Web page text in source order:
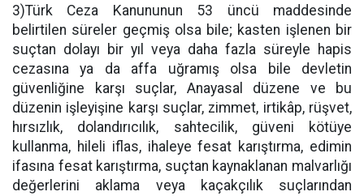
3)Türk Ceza Kanununun 53 üncü maddesinde
belirtilen süreler geçmiş olsa bile; kasten işlenen bir
suçtan dolayı bir yıl veya daha fazla süreyle hapis
cezasına ya da affa uğramış olsa bile devletin
güvenliğine karşı suçlar, Anayasal düzene ve bu
düzenin işleyişine karşı suçlar, zimmet, irtikâp, rüşvet,
hırsızlık, dolandırıcılık, sahtecilik, güveni kötüye
kullanma, hileli iflas, ihaleye fesat karıştırma, edimin
ifasına fesat karıştırma, suçtan kaynaklanan malvarlığı
değerlerini aklama veya kaçakçılık suçlarından